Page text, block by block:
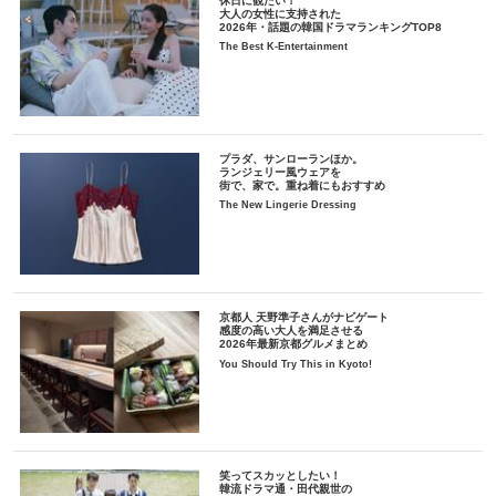
大人の女性に支持された
2026年・話題の韓国ドラマランキングTOP8
The Best K-Entertainment
プラダ、サンローランほか。
ランジェリー風ウェアを
街で、家で。重ね着にもおすすめ
The New Lingerie Dressing
京都人 天野準子さんがナビゲート
感度の高い大人を満足させる
2026年最新京都グルメまとめ
You Should Try This in Kyoto!
笑ってスカッとしたい！
韓流ドラマ通・田代親世の